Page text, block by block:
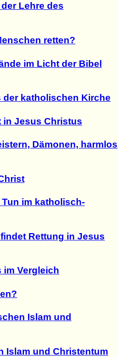
Lehre des
retten?
im Licht der Bibel
katholischen Kirche
in Jesus Christus
Dämonen, harmlos
im katholisch-
Rettung in Jesus
im Vergleich
Islam und
Islam und Christentum